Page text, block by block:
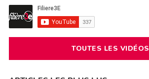
TOUTES LES VIDÉOS